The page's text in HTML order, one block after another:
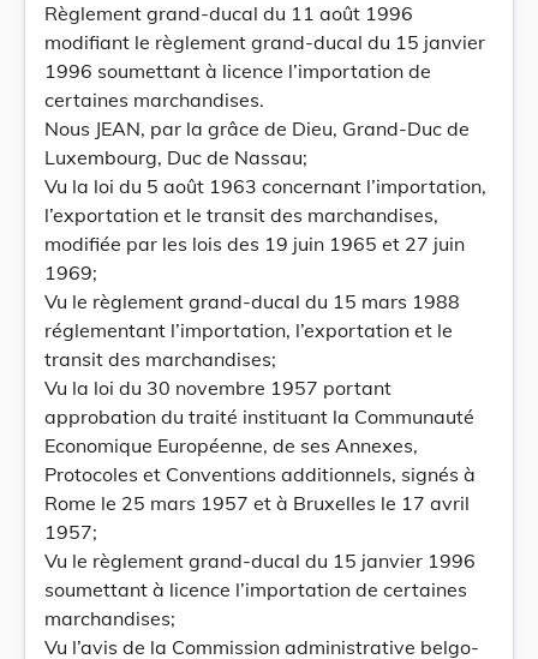
Règlement grand-ducal du 11 août 1996
modifiant le règlement grand-ducal du 15 janvier
1996 soumettant à licence l’importation de
certaines marchandises.
Nous JEAN, par la grâce de Dieu, Grand-Duc de
Luxembourg, Duc de Nassau;
Vu la loi du 5 août 1963 concernant l’importation,
l’exportation et le transit des marchandises,
modifiée par les lois des 19 juin 1965 et 27 juin
1969;
Vu le règlement grand-ducal du 15 mars 1988
réglementant l’importation, l’exportation et le
transit des marchandises;
Vu la loi du 30 novembre 1957 portant
approbation du traité instituant la Communauté
Economique Européenne, de ses Annexes,
Protocoles et Conventions additionnels, signés à
Rome le 25 mars 1957 et à Bruxelles le 17 avril
1957;
Vu le règlement grand-ducal du 15 janvier 1996
soumettant à licence l’importation de certaines
marchandises;
Vu l’avis de la Commission administrative belgo-